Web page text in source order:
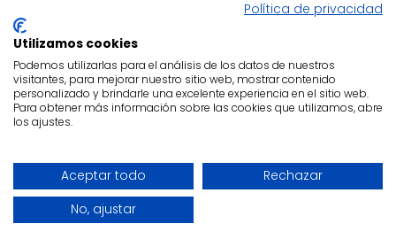
PRODUCTOS MÁS VISTOS
Política de privacidad
Utilizamos cookies
Podemos utilizarlas para el análisis de los datos de nuestros
visitantes, para mejorar nuestro sitio web, mostrar contenido
personalizado y brindarle una excelente experiencia en el sitio web.
Para obtener más información sobre las cookies que utilizamos, abre
los ajustes.
Aceptar todo
Rechazar
No, ajustar